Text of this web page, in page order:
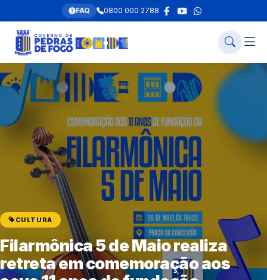
FAQ 0800 000 2788
CULTURA
Filarmônica 5 de Maio realiza
retreta em comemoração aos